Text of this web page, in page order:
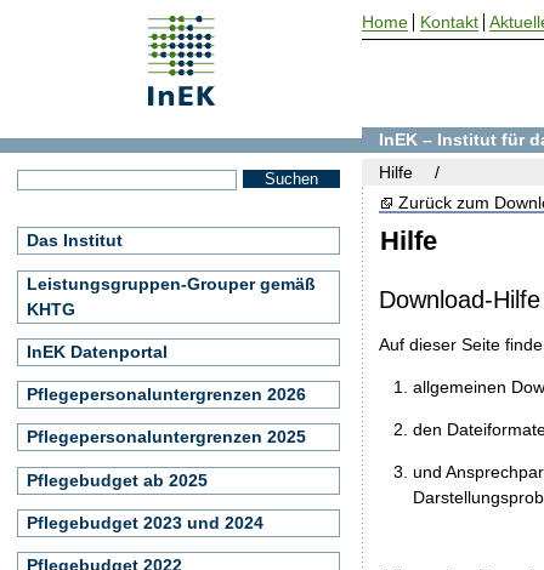
Hilfe
Zurück zum
Download-Hilfe
Auf dieser Seite
allgemeinen
den
und
InEK – Institut für
Hilfe
Das Institut
Leistungsgruppen-Grouper gemäß
KHTG
InEK Datenportal
Pflegepersonaluntergrenzen 2026
Pflegepersonaluntergrenzen 2025
Pflegebudget ab 2025
Pflegebudget 2023 und 2024
Pflegebudget 2022
Home Kontakt